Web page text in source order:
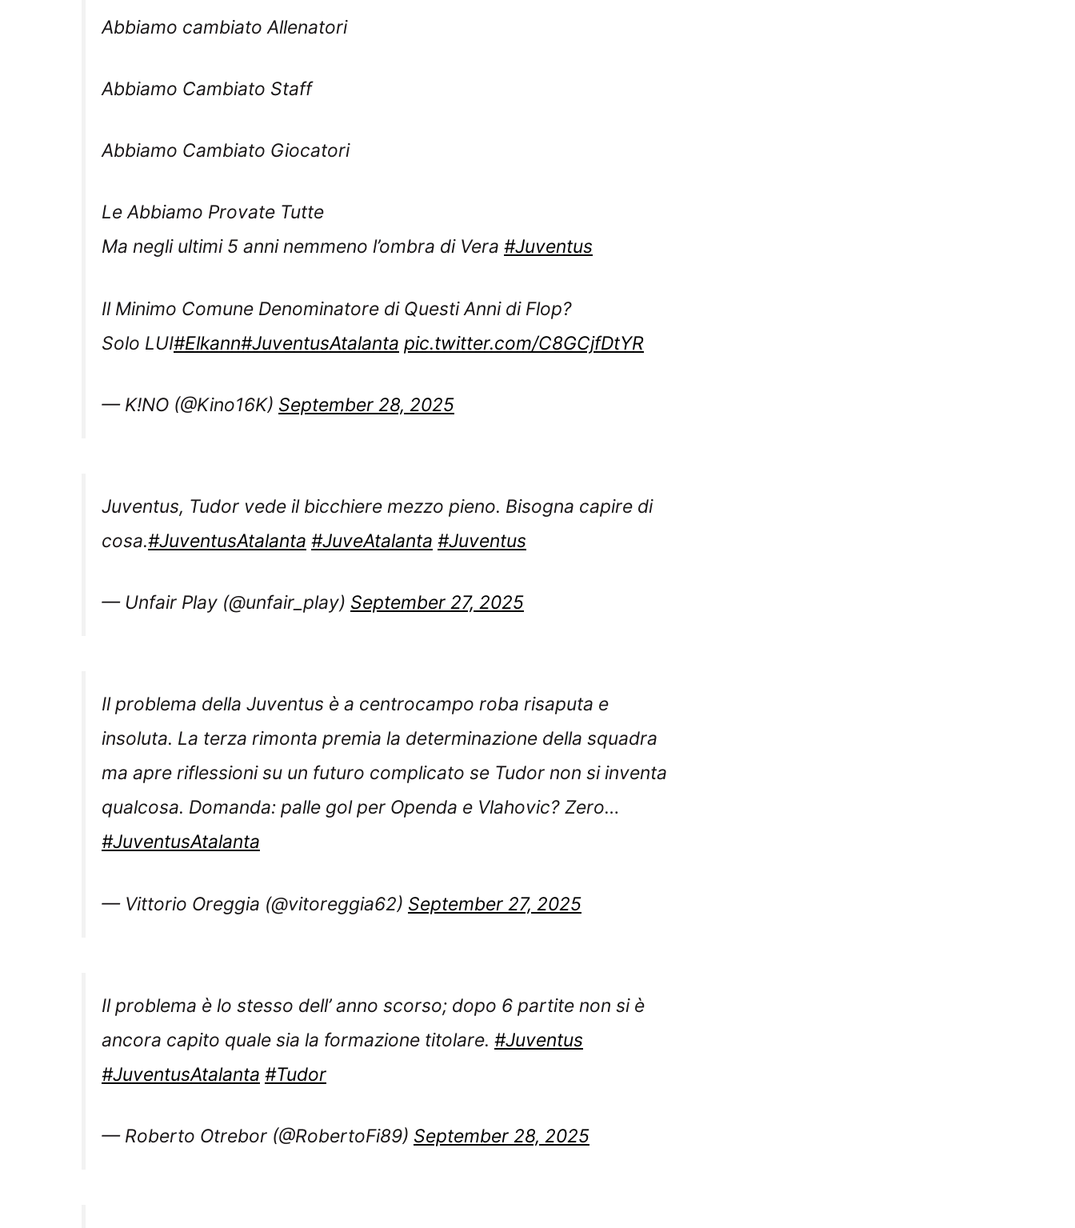
Ma negli ultimi 5 anni nemmeno l’ombra di Vera
Solo LUI#Elkann#JuventusAtalanta pic.twitter.com/C8GCjfDtYR
cosa.#JuventusAtalanta #JuveAtalanta #Juventus
insoluta. La terza rimonta premia la determinazione della squadra
ma apre riflessioni su un futuro complicato se Tudor non si inventa
qualcosa. Domanda: palle gol per Openda e Vlahovic? Zero…
#JuventusAtalanta
ancora capito quale sia la formazione titolare.
— Roberto Otrebor (@RobertoFi89)